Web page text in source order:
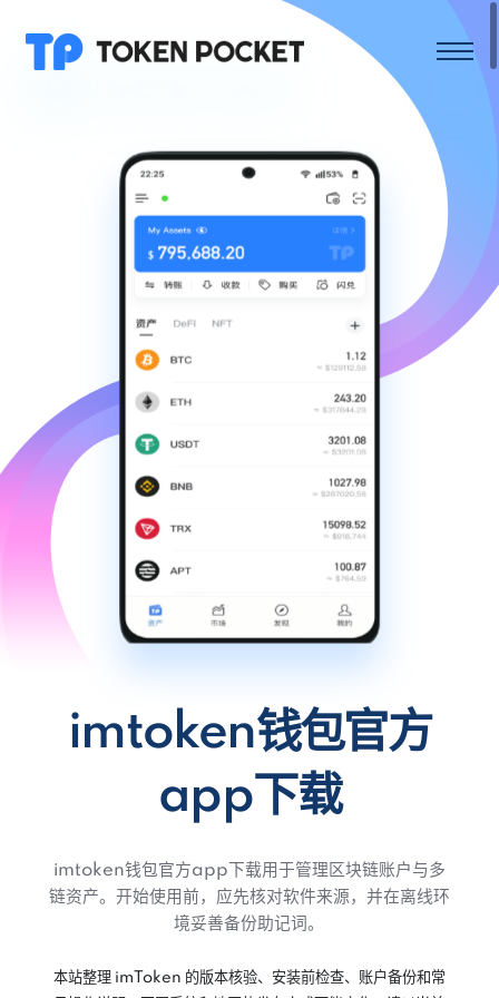
imtoken钱包官方
app下载
imtoken钱包官方app下载用于管理区块链账户与多
链资产。开始使用前，应先核对软件来源，并在离线环
境妥善备份助记词。
本站整理 imToken 的版本核验、安装前检查、账户备份和常